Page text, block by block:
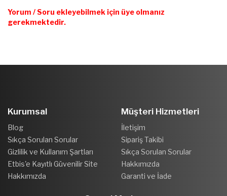
Yorum / Soru ekleyebilmek için üye olmanız
gerekmektedir.
Kurumsal
Blog
Sıkça Sorulan Sorular
Gizlilik ve Kullanım Şartları
Etbis'e Kayıtlı Güvenilir Site
Hakkımızda
Müşteri Hizmetleri
İletişim
Sipariş Takibi
Sıkça Sorulan Sorular
Hakkımızda
Garanti ve İade